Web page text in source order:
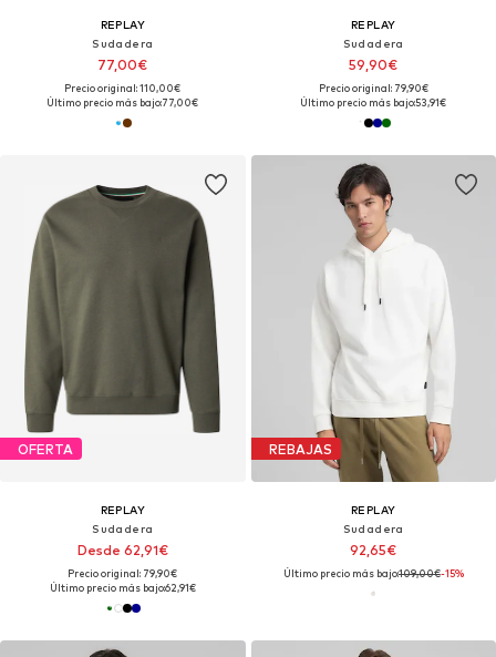
REPLAY
Sudadera
77,00€
Precio original: 110,00€
Último precio más bajo:77,00€
REPLAY
Sudadera
59,90€
Precio original: 79,90€
Último precio más bajo:53,91€
OFERTA
REPLAY
Sudadera
Desde 62,91€
Precio original: 79,90€
Último precio más bajo:62,91€
REBAJAS
REPLAY
Sudadera
92,65€
Último precio más bajo:109,00€-15%